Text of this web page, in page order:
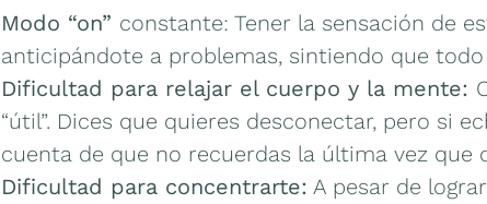
Modo “on” constante: Tener la sensación de
anticipándote a problemas, sintiendo que
Dificultad para relajar el cuerpo y la mente:
“útil”. Dices que quieres desconectar, pero si
cuenta de que no recuerdas la última vez que
Dificultad para concentrarte: A pesar de